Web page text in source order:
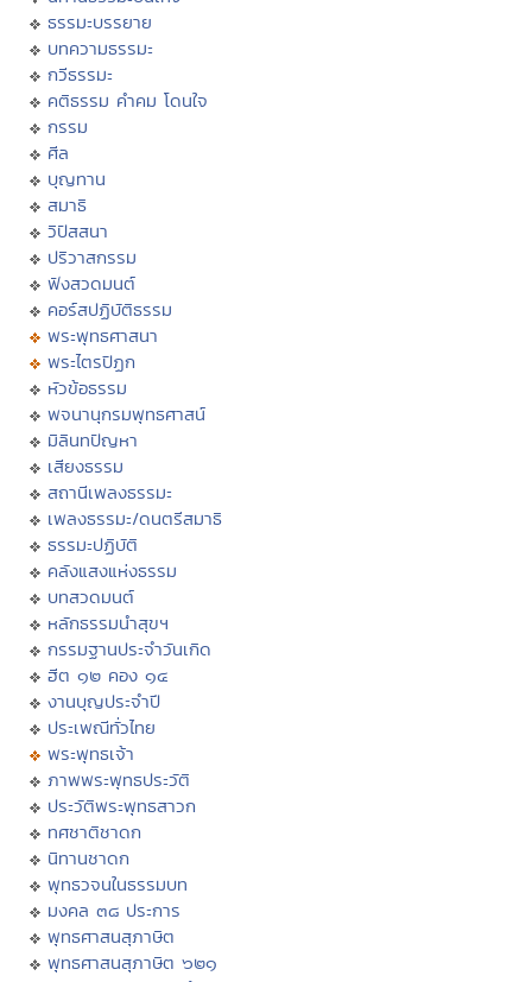
ธรรมะบรรยาย
บทความธรรมะ
กวีธรรมะ
คติธรรม คำคม โดนใจ
กรรม
ศีล
บุญทาน
สมาธิ
วิปัสสนา
ปริวาสกรรม
ฟังสวดมนต์
คอร์สปฏิบัติธรรม
พระพุทธศาสนา
พระไตรปิฏก
หัวข้อธรรม
พจนานุกรมพุทธศาสน์
มิลินทปัญหา
เสียงธรรม
สถานีเพลงธรรมะ
เพลงธรรมะ/ดนตรีสมาธิ
ธรรมะปฏิบัติ
คลังแสงแห่งธรรม
บทสวดมนต์
หลักธรรมนำสุขฯ
กรรมฐานประจำวันเกิด
ฮีต ๑๒ คอง ๑๔
งานบุญประจำปี
ประเพณีทั่วไทย
พระพุทธเจ้า
ภาพพระพุทธประวัติ
ประวัติพระพุทธสาวก
ทศชาติชาดก
นิทานชาดก
พุทธวจนในธรรมบท
มงคล ๓๘ ประการ
พุทธศาสนสุภาษิต
พุทธศาสนสุภาษิต ๖๒๑